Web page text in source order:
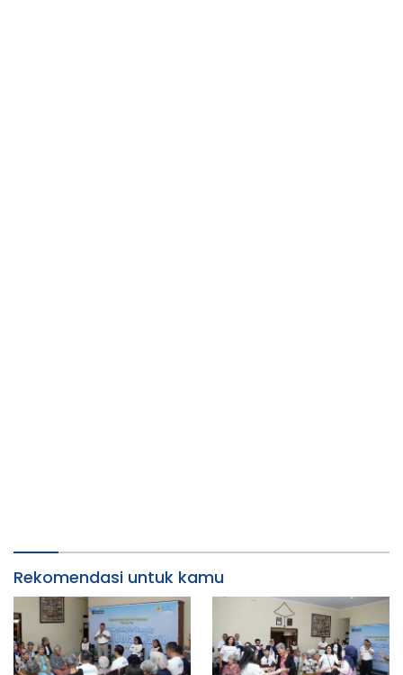
Rekomendasi untuk kamu